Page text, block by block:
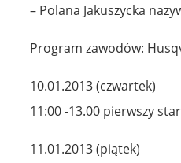
– Polana Jakuszycka
Program zawodów:
10.01.2013 (czwartek)
11:00 -13.00 pierwszy
11.01.2013 (piątek)